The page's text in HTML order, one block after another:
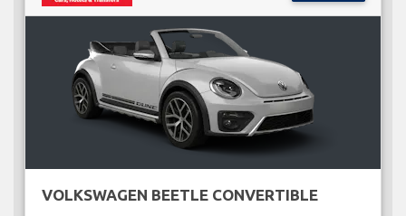
VOLKSWAGEN BEETLE CONVERTIBLE